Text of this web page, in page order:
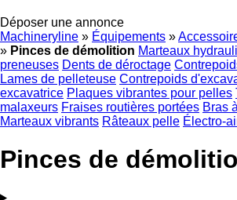
Déposer une annonce
Machineryline » Équipements »
» Pinces de démolition Marteaux
preneuses Dents de déroctage
Lames de pelleteuse Contrepoids
excavatrice Plaques vibrantes pour pelles
malaxeurs Fraises routières portées Bras
Marteaux vibrants Râteaux pelle Électro-
Pinces de